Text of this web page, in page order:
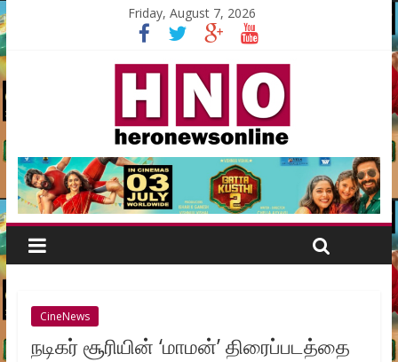
Friday, August 7, 2026
CineNews
நடிகர் சூரியின் ‘மாமன்’ திரைப்படத்தை